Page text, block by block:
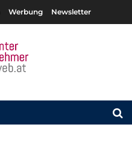
Werbung Newsletter